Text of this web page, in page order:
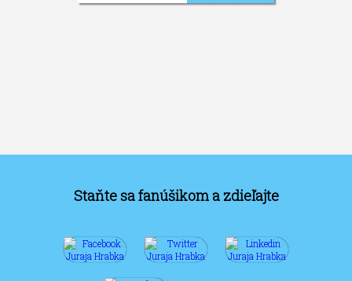
Staňte sa fanúšikom a zdieľajte